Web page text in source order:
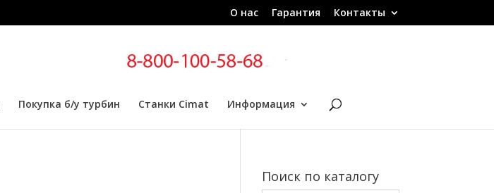
О нас Гарантия Контакты
Покупка б/у турбин Станки Cimat Информация
Поиск по каталогу